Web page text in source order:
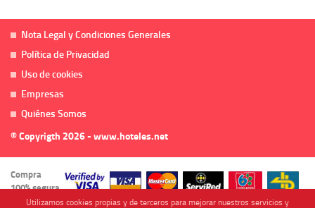
Nota Legal y Condiciones Generales
Política de Privacidad
Uso de cookies
Empresas
Quiénes Somos
© Copyrigth 2026 - www.hoteles.net
Compra
100% segura
Utilizamos cookies propias y de terceros para mejorar nuestros servicios y